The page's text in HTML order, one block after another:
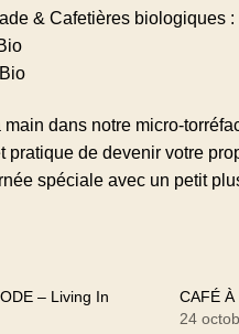
& Cafetières biologiques :
dans notre micro-
de devenir votre
spéciale avec un petit
– Living In
CAFÉ À
24